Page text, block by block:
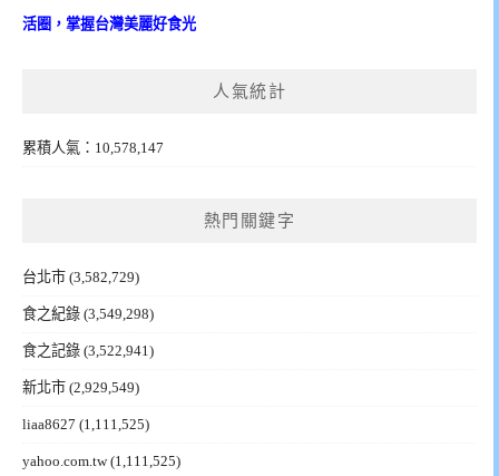
活圈，掌握台灣美麗好食光
人氣統計
累積人氣：10,578,147
熱門關鍵字
台北市 (3,582,729)
食之紀錄 (3,549,298)
食之記錄 (3,522,941)
新北市 (2,929,549)
liaa8627 (1,111,525)
yahoo.com.tw(1,111,525)